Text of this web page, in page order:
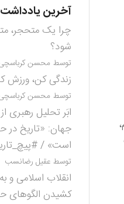
آخرین
چرا یک متحجر،
شود؟
توسط محسن
زندگی کن، ورزش
توسط محسن
ابَر تحلیل رهبری
جهان: «تاریخ در
است» /
توسط عقیل رضانسب
انقلاب اسلامی و
کشیدن الگوهای